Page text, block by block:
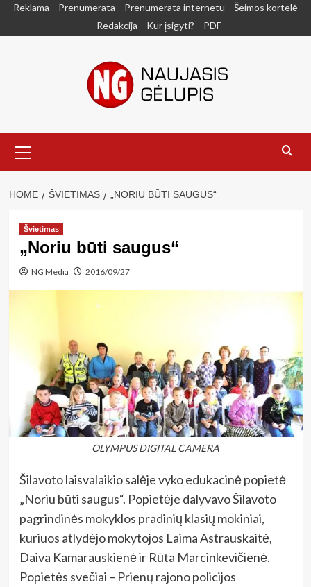
SkipReklama Prenumerata Prenumerata internetu
Šeimos kortelė
Redakcija
Kur įsigyti? PDF
Menu
HOME ŠVIETIMAS „NORIU BŪTI SAUGUS“
Švietimas
„Noriu būti saugus“
NG Media 2016/09/27
OLYMPUS DIGITAL CAMERA
Šilavoto laisvalaikio salėje vyko edukacinė popietė
„Noriu būti saugus“. Popietėje dalyvavo Šilavoto
pagrindinės mokyklos pradinių klasių mokiniai,
kuriuos atlydėjo mokytojos Laima Astrauskaitė,
Daiva Kamarauskienė ir Rūta Marcinkevičienė.
Popietės svečiai – Prienų rajono policijos